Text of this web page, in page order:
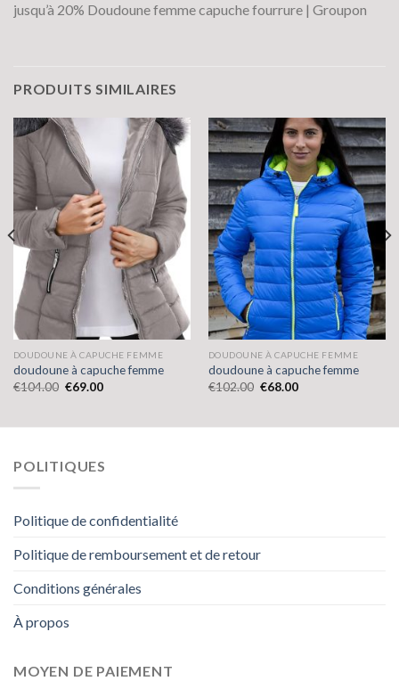
jusqu’à 20% Doudoune femme capuche fourrure | Groupon
PRODUITS SIMILAIRES
DOUDOUNE À CAPUCHE FEMME
doudoune à capuche femme
€104.00 €69.00
DOUDOUNE À CAPUCHE FEMME
doudoune à capuche femme
€102.00 €68.00
POLITIQUES
Politique de confidentialité
Politique de remboursement et de retour
Conditions générales
À propos
MOYEN DE PAIEMENT